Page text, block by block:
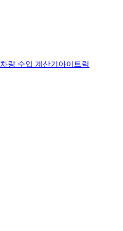
차량 수입 계산기 아이트럭